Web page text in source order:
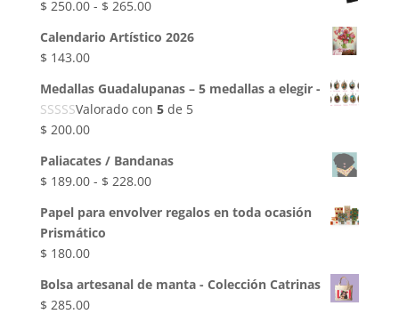
$ 250.00 - $ 265.00Rango
precios:
$ 250.00
hasta
Calendario Artístico 2026
$ 143.00
Medallas Guadalupanas – 5 medallas a elegir -
Valorado con 5de 5
$ 200.00
Paliacates / Bandanas
$ 189.00 - $ 228.00Rango
precios:
hasta
Papel para envolver regalos en toda ocasión
Prismático
$ 180.00
Bolsa artesanal de manta - Colección Catrinas
$ 285.00